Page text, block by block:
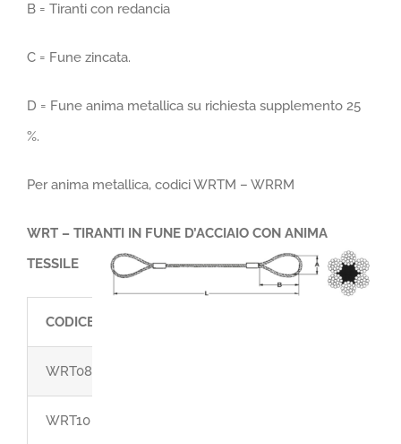
B = Tiranti con redancia
C = Fune zincata.
D = Fune anima metallica su richiesta supplemento 25
%.
Per anima metallica, codici WRTM – WRRM
WRT – TIRANTI IN FUNE D’ACCIAIO CON ANIMA
TESSILE
CODICE
WRT08
WRT10